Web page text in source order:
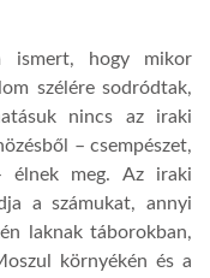
ismert, hogy mikor
szélére sodródtak,
nincs az iraki
– csempészet,
élnek meg. Az iraki
a számukat, annyi
laknak táborokban,
környékén és a